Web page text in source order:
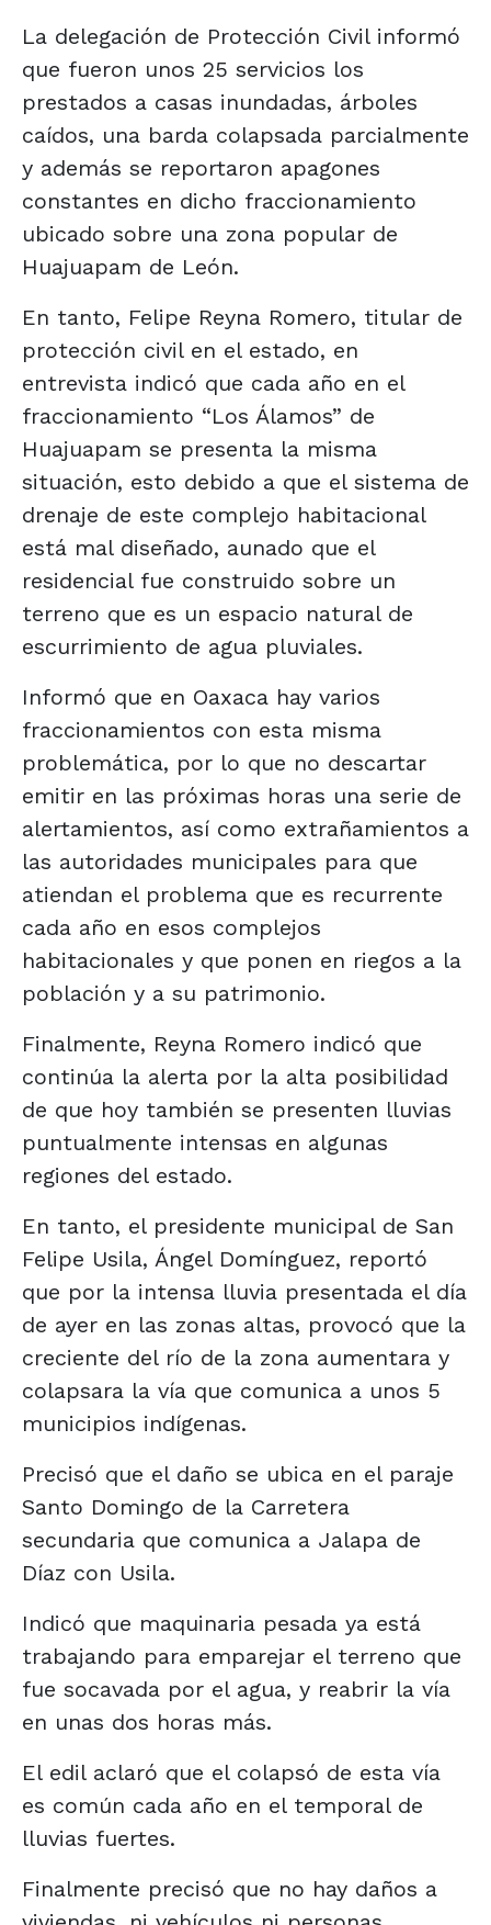
La delegación de Protección Civil informó
que fueron unos 25 servicios los
prestados a casas inundadas, árboles
caídos, una barda colapsada parcialmente
y además se reportaron apagones
constantes en dicho fraccionamiento
ubicado sobre una zona popular de
Huajuapam de León.
En tanto, Felipe Reyna Romero, titular de
protección civil en el estado, en
entrevista indicó que cada año en el
fraccionamiento “Los Álamos” de
Huajuapam se presenta la misma
situación, esto debido a que el sistema de
drenaje de este complejo habitacional
está mal diseñado, aunado que el
residencial fue construido sobre un
terreno que es un espacio natural de
escurrimiento de agua pluviales.
Informó que en Oaxaca hay varios
fraccionamientos con esta misma
problemática, por lo que no descartar
emitir en las próximas horas una serie de
alertamientos, así como extrañamientos a
las autoridades municipales para que
atiendan el problema que es recurrente
cada año en esos complejos
habitacionales y que ponen en riegos a la
población y a su patrimonio.
Finalmente, Reyna Romero indicó que
continúa la alerta por la alta posibilidad
de que hoy también se presenten lluvias
puntualmente intensas en algunas
regiones del estado.
En tanto, el presidente municipal de San
Felipe Usila, Ángel Domínguez, reportó
que por la intensa lluvia presentada el día
de ayer en las zonas altas, provocó que la
creciente del río de la zona aumentara y
colapsara la vía que comunica a unos 5
municipios indígenas.
Precisó que el daño se ubica en el paraje
Santo Domingo de la Carretera
secundaria que comunica a Jalapa de
Díaz con Usila.
Indicó que maquinaria pesada ya está
trabajando para emparejar el terreno que
fue socavada por el agua, y reabrir la vía
en unas dos horas más.
El edil aclaró que el colapsó de esta vía
es común cada año en el temporal de
lluvias fuertes.
Finalmente precisó que no hay daños a